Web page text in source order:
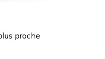
proche